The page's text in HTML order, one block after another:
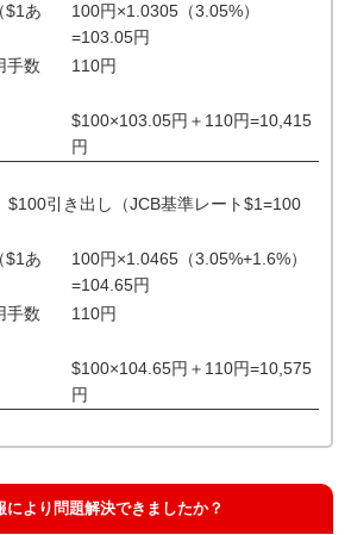
$1あ
100円×1.0305（3.05%）
=103.05円
手数
110円
$100×103.05円＋110円=10,415
円
$100引き出し（JCB基準レート$1=100
$1あ
100円×1.0465（3.05%+1.6%）
=104.65円
手数
110円
$100×104.65円＋110円=10,575
円
により問題解決できましたか？